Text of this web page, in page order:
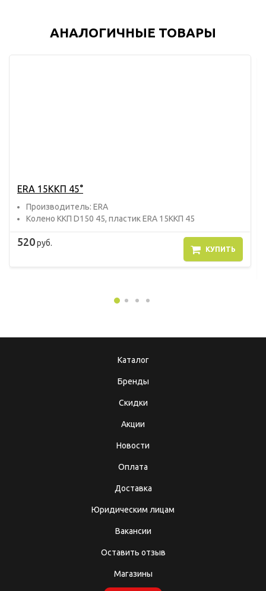
АНАЛОГИЧНЫЕ ТОВАРЫ
ERA 15ККП 45°
Прoизвoдитель: ERA
Колено ККП D150 45, пластик ERA 15ККП 45
520руб.
КУПИТЬ
Каталог
Бренды
Скидки
Акции
Новости
Оплата
Доставка
Юридическим лицам
Вакансии
Оставить отзыв
Магазины